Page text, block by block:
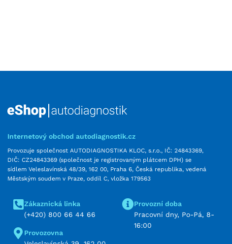
Internetový obchod autodiagnostik.cz
Provozuje společnost AUTODIAGNOSTIKA KLOC, s.r.o., IČ: 24843369,
DIČ: CZ24843369 (společnost je registrovaným plátcem DPH) se
sídlem Veleslavínská 48/39, 162 00, Praha 6, Česká republika, vedená
Městským soudem v Praze, oddíl C, vložka 179563
Zákaznická linka
(+420) 800 66 44 66
Provozovna
Provozní doba
Pracovní dny, Po-Pá, 8-
16:00